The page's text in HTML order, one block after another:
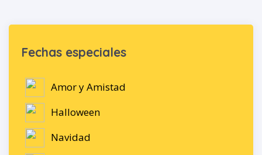
Fechas especiales
Amor y Amistad
Halloween
Navidad